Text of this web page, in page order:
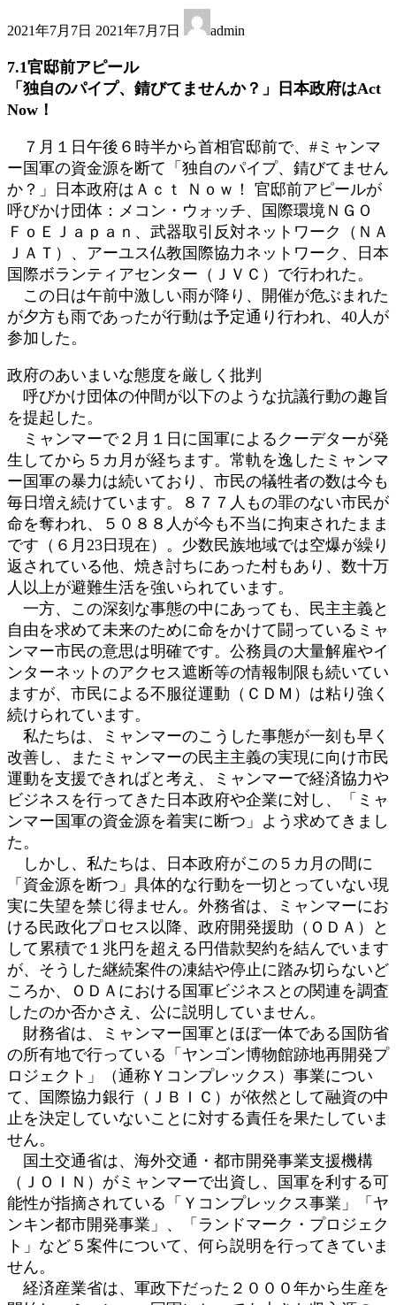
2021年7月7日 終
新
日
2021年7月7日 admin
7.1官邸前アピール
「独自のパイプ、錆びてませんか？」日本政府はAct
Now！
７月１日午後６時半から首相官邸前で、#ミャンマ
ー国軍の資金源を断て「独自のパイプ、錆びてません
か？」日本政府はＡｃｔ Ｎｏｗ！ 官邸前アピールが
呼びかけ団体：メコン・ウォッチ、国際環境ＮＧＯ
ＦｏＥＪａｐａｎ、武器取引反対ネットワーク（ＮＡ
ＪＡＴ）、アーユス仏教国際協力ネットワーク、日本
国際ボランティアセンター（ＪＶＣ）で行われた。
この日は午前中激しい雨が降り、開催が危ぶまれた
が夕方も雨であったが行動は予定通り行われ、40人が
参加した。
政府のあいまいな態度を厳しく批判
呼びかけ団体の仲間が以下のような抗議行動の趣旨
を提起した。
ミャンマーで２月１日に国軍によるクーデターが発
生してから５カ月が経ちます。常軌を逸したミャンマ
ー国軍の暴力は続いており、市民の犠牲者の数は今も
毎日増え続けています。８７７人もの罪のない市民が
命を奪われ、５０８８人が今も不当に拘束されたまま
です（６月23日現在）。少数民族地域では空爆が繰り
返されている他、焼き討ちにあった村もあり、数十万
人以上が避難生活を強いられています。
一方、この深刻な事態の中にあっても、民主主義と
自由を求めて未来のために命をかけて闘っているミャ
ンマー市民の意思は明確です。公務員の大量解雇やイ
ンターネットのアクセス遮断等の情報制限も続いてい
ますが、市民による不服従運動（ＣＤＭ）は粘り強く
続けられています。
私たちは、ミャンマーのこうした事態が一刻も早く
改善し、またミャンマーの民主主義の実現に向け市民
運動を支援できればと考え、ミャンマーで経済協力や
ビジネスを行ってきた日本政府や企業に対し、「ミャ
ンマー国軍の資金源を着実に断つ」よう求めてきまし
た。
しかし、私たちは、日本政府がこの５カ月の間に
「資金源を断つ」具体的な行動を一切とっていない現
実に失望を禁じ得ません。外務省は、ミャンマーにお
ける民政化プロセス以降、政府開発援助（ＯＤＡ）と
して累積で１兆円を超える円借款契約を結んでいます
が、そうした継続案件の凍結や停止に踏み切らないど
ころか、ＯＤＡにおける国軍ビジネスとの関連を調査
したのか否かさえ、公に説明していません。
財務省は、ミャンマー国軍とほぼ一体である国防省
の所有地で行っている「ヤンゴン博物館跡地再開発プ
ロジェクト」（通称Ｙコンプレックス）事業につい
て、国際協力銀行（ＪＢＩＣ）が依然として融資の中
止を決定していないことに対する責任を果たしていま
せん。
国土交通省は、海外交通・都市開発事業支援機構
（ＪＯＩＮ）がミャンマーで出資し、国軍を利する可
能性が指摘されている「Ｙコンプレックス事業」「ヤ
ンキン都市開発事業」、「ランドマーク・プロジェク
ト」など５案件について、何ら説明を行ってきていま
せん。
経済産業省は、軍政下だった２０００年から生産を